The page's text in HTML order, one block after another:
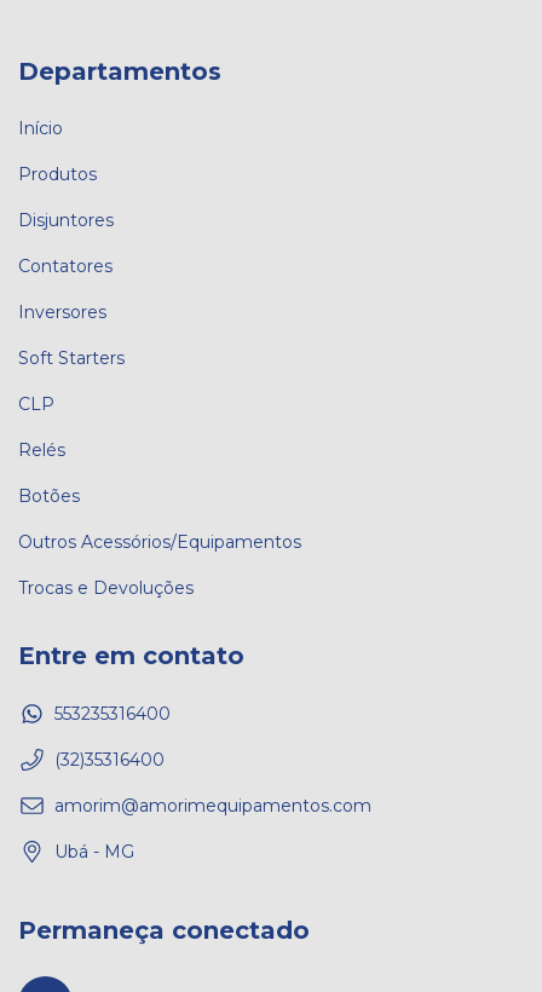
Departamentos
Início
Produtos
Disjuntores
Contatores
Inversores
Soft Starters
CLP
Relés
Botões
Outros Acessórios/Equipamentos
Trocas e Devoluções
Entre em contato
553235316400
(32)35316400
amorim@amorimequipamentos.com
Ubá - MG
Permaneça conectado